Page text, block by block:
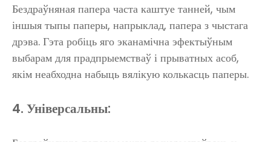
Бездраўняная папера часта каштуе танней, чым
іншыя тыпы паперы, напрыклад, папера з чыстага
дрэва. Гэта робіць яго эканамічна эфектыўным
выбарам для прадпрыемстваў і прыватных асоб,
якім неабходна набыць вялікую колькасць паперы.
4. Універсальны: